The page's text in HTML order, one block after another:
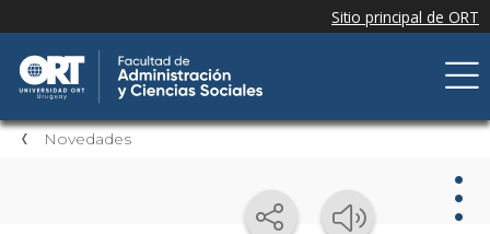
Novedades